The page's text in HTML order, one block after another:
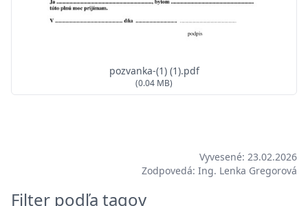
pozvanka-(1) (1).pdf
(0.04 MB)
Vyvesené: 23.02.2026
Zodpovedá: Ing. Lenka Gregorová
Filter podľa tagov